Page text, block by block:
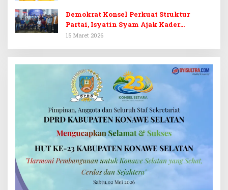
Demokrat Konsel Perkuat Struktur
Partai, Isyatin Syam Ajak Kader
Kembalikan Kejayaan
15 Maret 2026